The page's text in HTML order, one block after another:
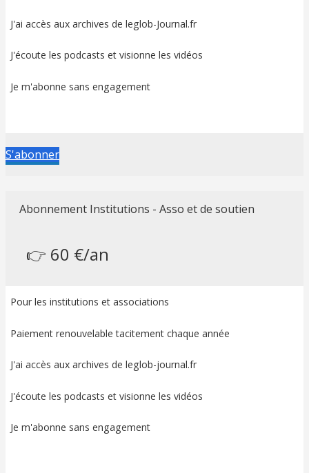
J'ai accès aux archives de leglob-Journal.fr
J'écoute les podcasts et visionne les vidéos
Je m'abonne sans engagement
S'abonner
Abonnement Institutions - Asso et de soutien
👉 60 €/an
Pour les institutions et associations
Paiement renouvelable tacitement chaque année
J'ai accès aux archives de leglob-journal.fr
J'écoute les podcasts et visionne les vidéos
Je m'abonne sans engagement